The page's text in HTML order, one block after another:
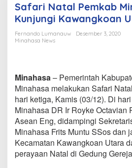
Safari Natal Pemkab
Kunjungi Kawangkoan
Fernando Lumanauw
Desember 3, 2020
Minahasa News
Minahasa– Pemerintah
Minahasa melakukan Safari
hari ketiga, Kamis (03/12). Di
Minahasa DR Ir Royke Octavian
Asean Eng, didampingi
Minahasa Frits Muntu SSos dan
Kecamatan Kawangkoan Utara
perayaan Natal di Gedung